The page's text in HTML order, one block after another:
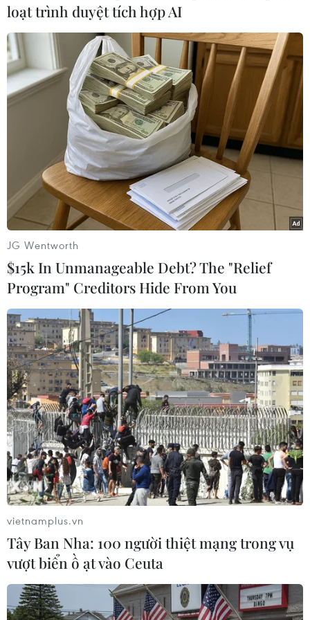
nhưng thi đấu ít hơn một trận./.
(Vietnam+)
#Lịch thi đấu bóng đá
#AFF Suzuki Cup 2018
#Đội tuyển Việt Nam
#Tuyển Malaysia
#Link xem trực tiếp tuyển Việt Nam
#Trọng tài chính
#VTV6 trực tiếp
Malaysia
Theo dõi VietnamPlus
TIN LIÊN QUAN
loạt trình duyệt tích hợp AI
JG Wentworth
$15k In Unmanageable Debt? The "Relief
Program" Creditors Hide From You
vietnamplus.vn
Tây Ban Nha: 100 người thiệt mạng trong vụ
vượt biển ồ ạt vào Ceuta